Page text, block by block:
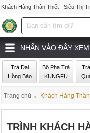
Khách Hàng Thân Thiết - Siêu Thị
NHẤN VÀO ĐÂY
Trà Đại
Hồng Bào
Bộ Pha Trà
KUNGFU
Trang chủ › Khách Hàng
TRÌNH KHÁCH